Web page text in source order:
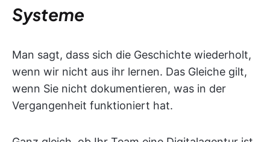
Systeme
Man sagt, dass sich die Geschichte wiederholt,
wenn wir nicht aus ihr lernen. Das Gleiche gilt,
wenn Sie nicht dokumentieren, was in der
Vergangenheit funktioniert hat.